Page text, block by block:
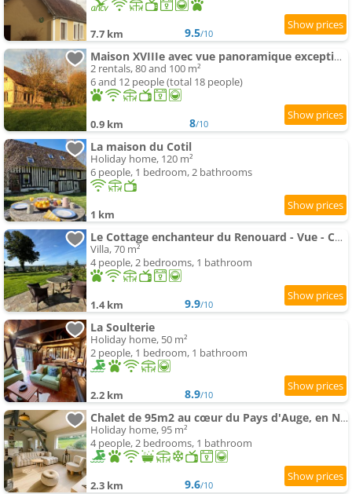
7.7 km 9.5/10
Maison XVIIIe avec vue panoramique exceptionnelle - 12 pers au coeur du Pays d'Auge
2 rentals, 80 and 100 m²
6 and 12 people (total 18 people)
0.9 km 8/10
La maison du Cotil
Holiday home, 120 m²
6 people, 1 bedroom, 2 bathrooms
1 km
Le Cottage enchanteur du Renouard - Vue - Calme - Idéal en amoureux
Villa, 70 m²
4 people, 2 bedrooms, 1 bathroom
1.4 km 9.9/10
La Soulterie
Holiday home, 50 m²
2 people, 1 bedroom, 1 bathroom
2.2 km 8.9/10
Chalet de 95m2 au cœur du Pays d'Auge, en Normandie avec Piscine et spa
Holiday home, 95 m²
4 people, 2 bedrooms, 1 bathroom
2.3 km 9.6/10